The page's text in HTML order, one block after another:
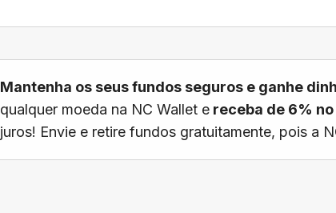
Mantenha os seus fundos seguros e ganhe
qualquer moeda na NC Wallet e receba de 6%
juros! Envie e retire fundos gratuitamente, pois a